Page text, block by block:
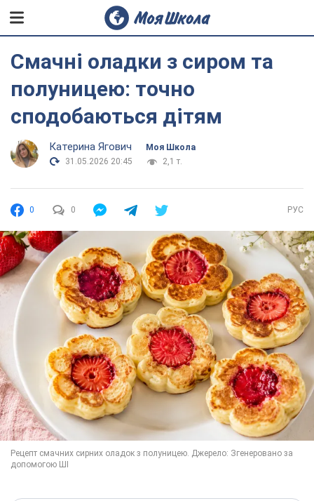
Смачні оладки з сиром та
полуницею: точно
сподобаються дітям
Катерина Ягович
Моя Школа
31.05.2026 20:45
2,1 т.
0 0 РУС